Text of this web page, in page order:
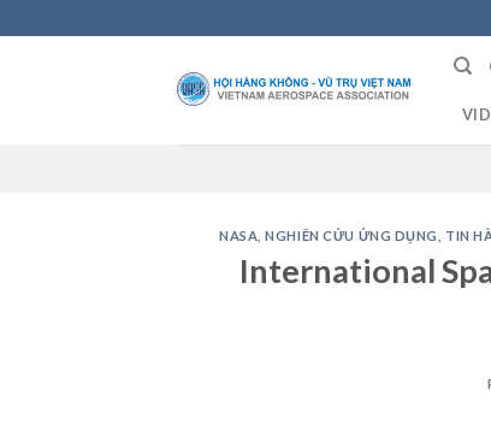
to
NASA ,NGHIÊN CỨU ỨNG DỤNG TIN
International